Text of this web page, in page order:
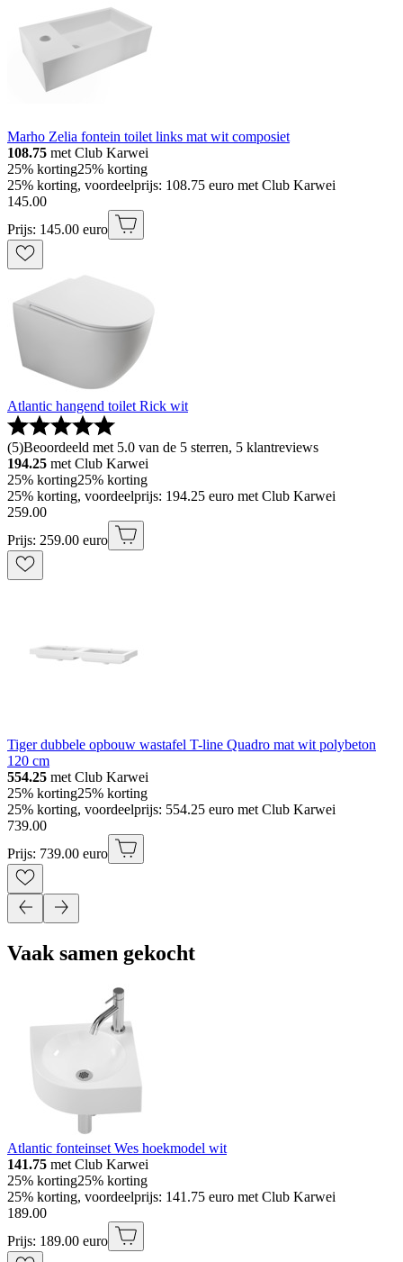
Marho Zelia fontein toilet links mat wit composiet
108.75 met Club Karwei
25% korting25% korting
25% korting, voordeelprijs: 108.75 euro met Club Karwei
145.00
Prijs: 145.00 euro
Atlantic hangend toilet Rick wit
(5)Beoordeeld met 5.0 van de 5 sterren, 5 klantreviews
194.25 met Club Karwei
25% korting25% korting
25% korting, voordeelprijs: 194.25 euro met Club Karwei
259.00
Prijs: 259.00 euro
Tiger dubbele opbouw wastafel T-line Quadro mat wit polybeton
120 cm
554.25 met Club Karwei
25% korting25% korting
25% korting, voordeelprijs: 554.25 euro met Club Karwei
739.00
Prijs: 739.00 euro
Vaak samen gekocht
Atlantic fonteinset Wes hoekmodel wit
141.75 met Club Karwei
25% korting25% korting
25% korting, voordeelprijs: 141.75 euro met Club Karwei
189.00
Prijs: 189.00 euro